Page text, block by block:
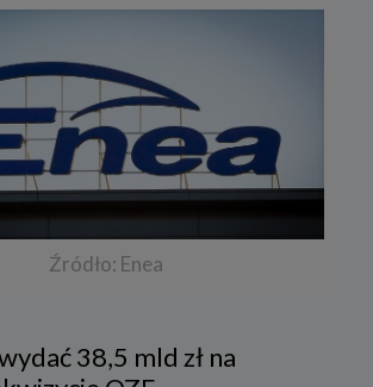
Źródło: Enea
38,5 mld zł na